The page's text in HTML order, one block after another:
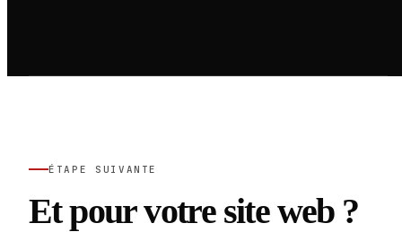
ÉTAPE SUIVANTE
Et pour votre site web ?